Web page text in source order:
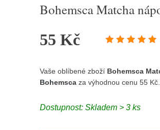
Bohemsca Matcha
55 Kč
Vaše oblíbené zboží Bohemsca
Bohemsca za výhodnou cenu 55
Dostupnost:Skladem > 3 ks